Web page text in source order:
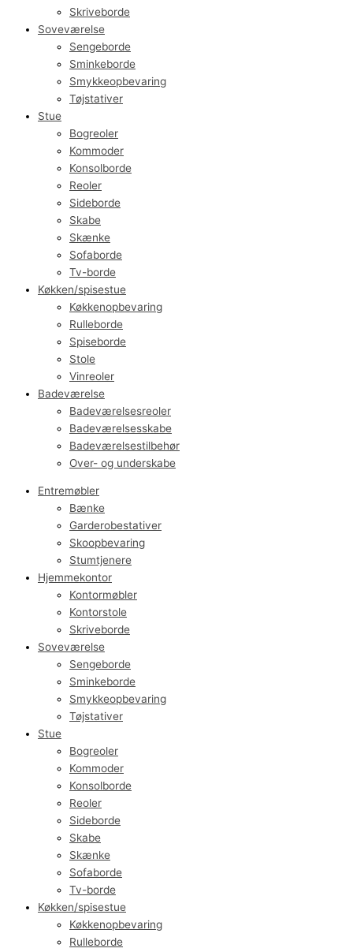
Skriveborde
Soveværelse
Sengeborde
Sminkeborde
Smykkeopbevaring
Tøjstativer
Stue
Bogreoler
Kommoder
Konsolborde
Reoler
Sideborde
Skabe
Skænke
Sofaborde
Tv-borde
Køkken/spisestue
Køkkenopbevaring
Rulleborde
Spiseborde
Stole
Vinreoler
Badeværelse
Badeværelsesreoler
Badeværelsesskabe
Badeværelsestilbehør
Over- og underskabe
Entremøbler
Bænke
Garderobestativer
Skoopbevaring
Stumtjenere
Hjemmekontor
Kontormøbler
Kontorstole
Skriveborde
Soveværelse
Sengeborde
Sminkeborde
Smykkeopbevaring
Tøjstativer
Stue
Bogreoler
Kommoder
Konsolborde
Reoler
Sideborde
Skabe
Skænke
Sofaborde
Tv-borde
Køkken/spisestue
Køkkenopbevaring
Rulleborde